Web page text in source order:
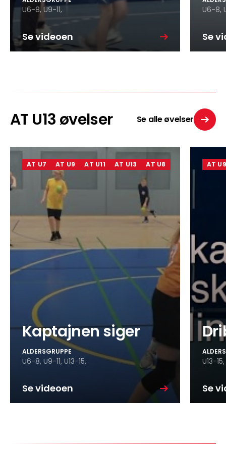
U6-8, U9-11,
Se videoen
U6-8,
Se
AT U13 øvelser Se alle øvelser
AT U7 AT U9 AT U11 AT U13 AT U8
Kaptajnen siger
ALDERSGRUPPE
U6-8, U9-11, U13-15,
Se videoen
AT U9
U13-15,
Se